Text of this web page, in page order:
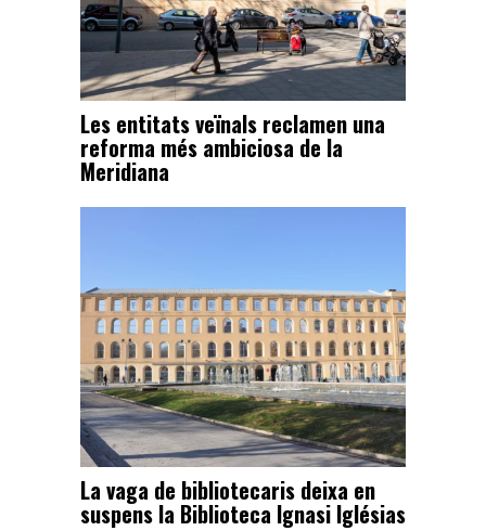
Les entitats veïnals reclamen una
reforma més ambiciosa de la
Meridiana
La vaga de bibliotecaris deixa en
suspens la Biblioteca Ignasi Iglésias